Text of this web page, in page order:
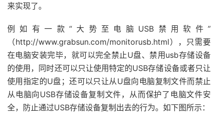
来实现了。
例如有一款“大势至电脑USB禁用软件”
（http://www.grabsun.com/monitorusb.html），只需要
在电脑安装完毕，就可以完全禁止U盘、禁用usb存储设备
的使用，同时还可以只让使用特定的USB存储设备或者只让
使用指定的U盘；还可以只让从U盘向电脑复制文件而禁止
从电脑向USB存储设备复制文件，从而保护了电脑文件安
全，防止通过USB存储设备复制出去的行为。如下图所示：